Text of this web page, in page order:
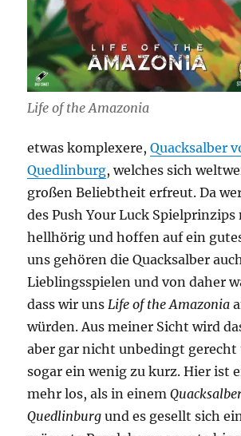
Life of the Amazonia
etwas komplexere,Quacksalber
Quedlinburg, welches sich
großen Beliebtheit erfreut. Da
des Push Your Luck
hellhörig und hoffen auf ein
uns gehören die Quacksalber
Lieblingsspielen und von daher
dass wir uns Life of the Amazonia
würden. Aus meiner Sicht wird
aber gar nicht unbedingt
sogar ein wenig zu kurz. Hier ist
mehr los, als in einem
Quedlinburg und es gesellt sich